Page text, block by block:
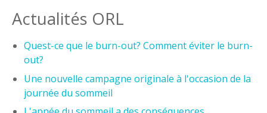
Actualités ORL
Quest-ce que le burn-out? Comment éviter le burn-
out?
Une nouvelle campagne originale à l'occasion de la
journée du sommeil